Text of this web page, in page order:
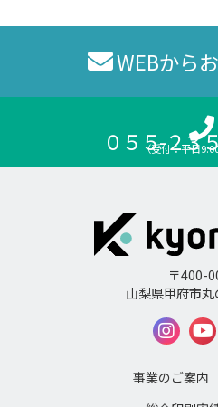
WEBから
０５５-２３
（受付：平日
〒400-
山梨県甲府市
事業のご案内